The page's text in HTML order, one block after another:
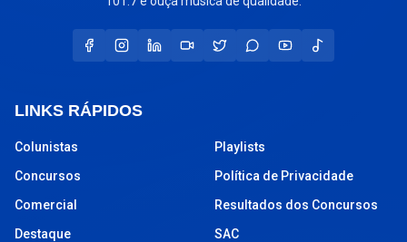
LINKS RÁPIDOS
Colunistas
Concursos
Comercial
Destaque
Playlists
Política de Privacidade
Resultados dos Concursos
SAC